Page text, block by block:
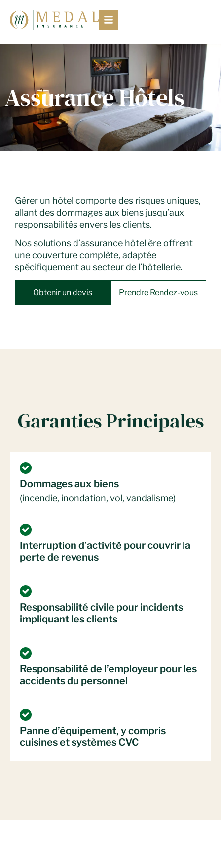
Assurance Hôtels
Gérer un hôtel comporte des risques uniques,
allant des dommages aux biens jusqu’aux
responsabilités envers les clients.
Nos solutions d’assurance hôtelière offrent
une couverture complète, adaptée
spécifiquement au secteur de l’hôtellerie.
Obtenir un devis Prendre Rendez-vous
Garanties Principales
Dommages aux biens
(incendie, inondation, vol, vandalisme)
Interruption d’activité pour couvrir la
perte de revenus
Responsabilité civile pour incidents
impliquant les clients
Responsabilité de l’employeur pour les
accidents du personnel
Panne d’équipement, y compris
cuisines et systèmes CVC